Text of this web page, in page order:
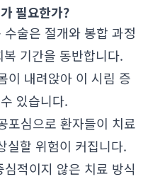
필요한가?
술은 절개와 봉합 과정
기간을 동반합니다.
이 내려앉아 이 시림 증
있습니다.
포심으로 환자들이 치료
실할 위험이 커집니다.
심적이지 않은 치료 방식